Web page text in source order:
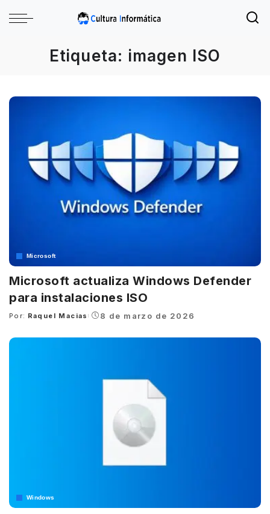
Etiqueta: imagen ISO
Microsoft
Microsoft actualiza Windows Defender
para instalaciones ISO
Posted
Por: Raquel Macias 8 de marzo de 2026
Windows